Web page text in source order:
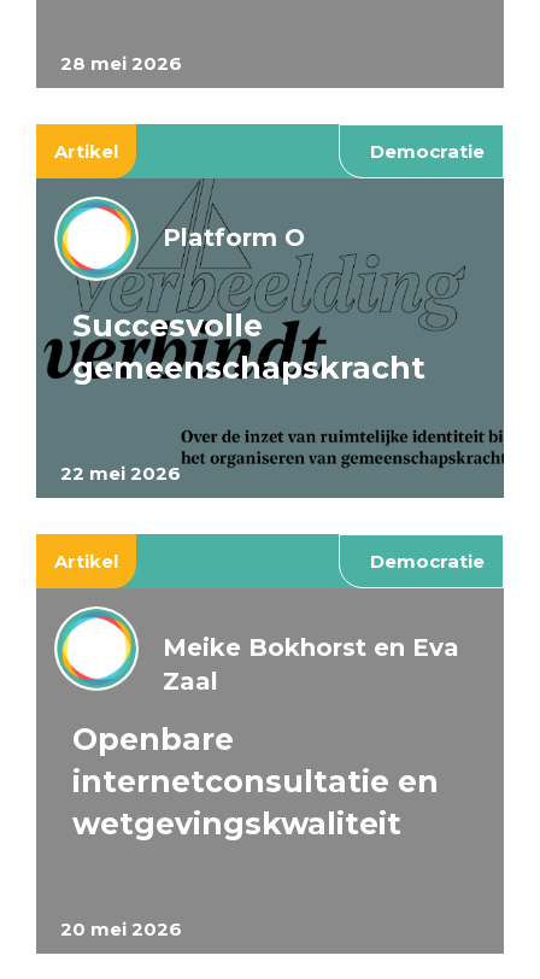
28 mei 2026
Artikel Democratie
22 mei 2026
Platform O
Succesvolle
gemeenschapskracht
Artikel Democratie
20 mei 2026
Meike Bokhorst en Eva
Zaal
Openbare
internetconsultatie en
wetgevingskwaliteit